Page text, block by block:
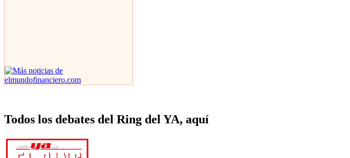
Todos los debates del Ring del YA, aquí